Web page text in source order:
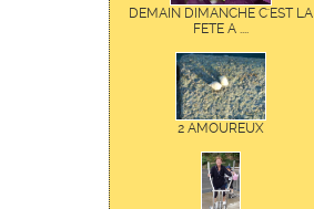
DEMAIN DIMANCHE C'EST LA
FETE A ....
2 AMOUREUX